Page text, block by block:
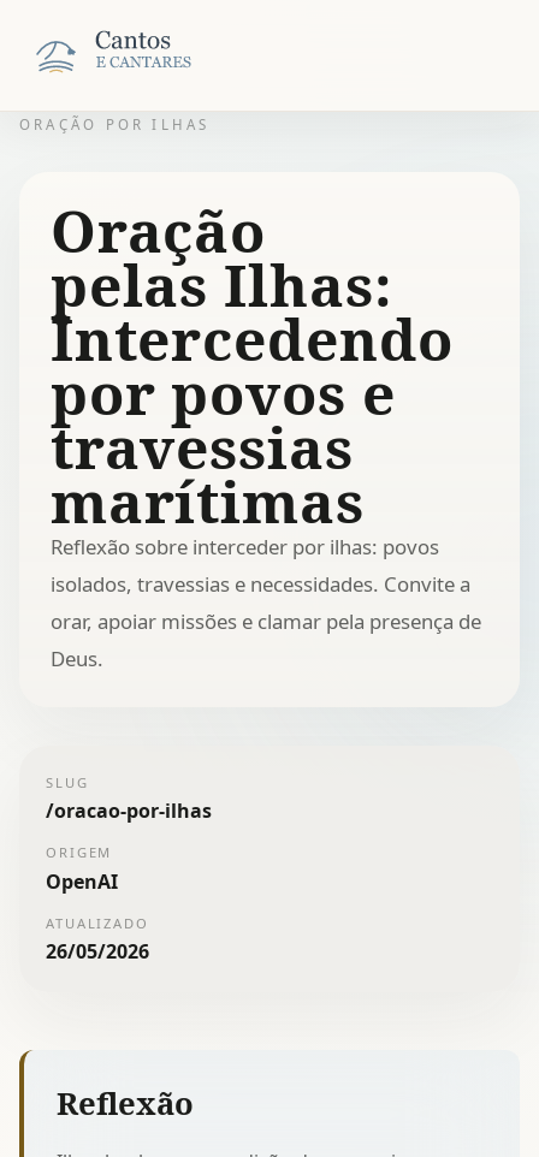
ORAÇÃO POR ILHAS
Oração
pelas Ilhas:
Intercedendo
por povos e
travessias
marítimas
Reflexão sobre interceder por ilhas: povos
isolados, travessias e necessidades. Convite a
orar, apoiar missões e clamar pela presença de
Deus.
SLUG
/oracao-por-ilhas
ORIGEM
OpenAI
ATUALIZADO
26/05/2026
Reflexão